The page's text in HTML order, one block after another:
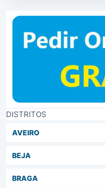
DISTRITOS
AVEIRO
BEJA
BRAGA